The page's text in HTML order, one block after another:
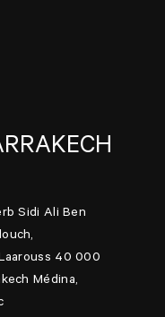
Sidi Ali Ben
40 000
Médina,